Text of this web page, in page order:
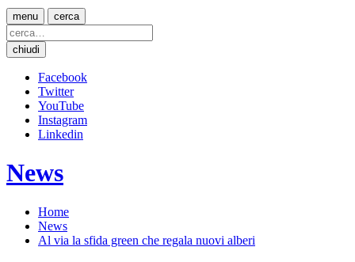
menu cerca
chiudi
Facebook
Twitter
YouTube
Instagram
Linkedin
News
Home
News
Al via la sfida green che regala nuovi alberi